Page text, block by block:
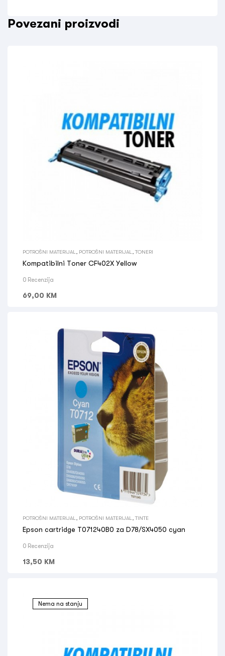
Povezani proizvodi
POTROŠNI MATERIJAL POTROŠNI MATERIJAL TONERI
Kompatibilni Toner CF402X Yellow
0 Recenzija
69,00 KM
POTROŠNI MATERIJAL POTROŠNI MATERIJAL TINTE
Epson cartridge T071240B0 za D78/SX4050 cyan
0 Recenzija
13,50 KM
Nema na stanju